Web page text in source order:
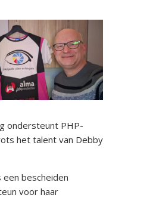
ondersteunt PHP-
het talent van Debby
bescheiden
voor haar